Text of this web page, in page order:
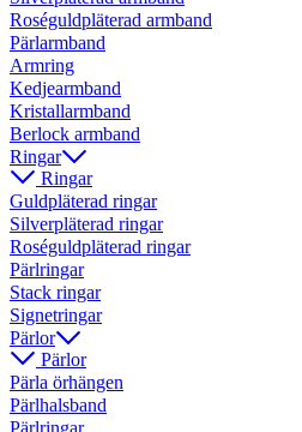
Roséguldpläterad armband
Pärlarmband
Armring
Kedjearmband
Kristallarmband
Berlock armband
Ringar
Ringar
Guldpläterad ringar
Silverpläterad ringar
Roséguldpläterad ringar
Pärlringar
Stack ringar
Signetringar
Pärlor
Pärlor
Pärla örhängen
Pärlhalsband